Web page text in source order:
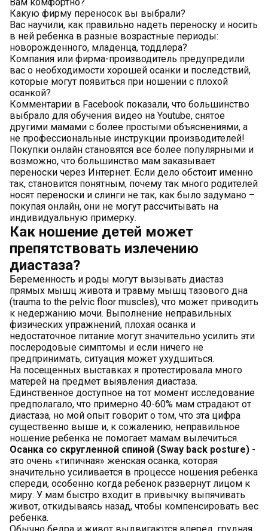
Какую фирму переносок вы выбрали?
Вас научили, как правильно надеть переноску и носить
в ней ребенка в разные возрастные периоды:
новорожденного, младенца, тоддлера?
Компания или фирма-производитель предупредили
вас о необходимости хорошей осанки и последствий,
которые могут появиться при ношении с плохой
осанкой?
Комментарии в Facebook показали, что большинство
выбрало для обучения видео на Youtube, снятое
другими мамами с более простыми объяснениями, а
не профессиональные инструкции производителей!
Покупки онлайн становятся все более популярными и
возможно, что большинство мам заказывает
переноски через Интернет. Если дело обстоит именно
так, становится понятным, почему так много родителей
носят переноски и слинги не так, как было задумано –
покупая онлайн, они не могут рассчитывать на
индивидуальную примерку.
Как ношение детей может
препятствовать излечению
диастаза?
Беременность и роды могут вызывать диастаз
прямых мышц живота и травму мышц тазового дна
(trauma to the pelvic floor muscles), что может приводить
к недержанию мочи. Выполнение неправильных
физических упражнений, плохая осанка и
недостаточное питание могут значительно усилить эти
послеродовые симптомы и если ничего не
предпринимать, ситуация может ухудшиться.
На посещенных выставках я протестировала много
матерей на предмет выявления диастаза.
Единственное доступное на тот момент исследование
предполагало, что примерно 40-60% мам страдают от
диастаза, но мой опыт говорит о том, что эта цифра
существенно выше и, к сожалению, неправильное
ношение ребенка не помогает мамам вылечиться.
Осанка со скругленной спиной (Sway back posture) -
это очень «типичная» женская осанка, которая
значительно усиливается в процессе ношения ребенка
спереди, особенно когда ребенок развернут лицом к
миру. У мам быстро входит в привычку выпячивать
живот, откидываясь назад, чтобы компенсировать вес
ребенка.